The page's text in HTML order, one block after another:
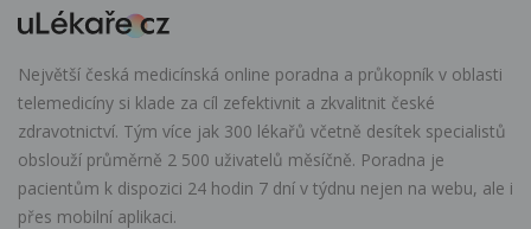
Největší česká medicínská online poradna a průkopník v oblasti
telemedicíny si klade za cíl zefektivnit a zkvalitnit české
zdravotnictví. Tým více jak 300 lékařů včetně desítek specialistů
obslouží průměrně 2 500 uživatelů měsíčně. Poradna je
pacientům k dispozici 24 hodin 7 dní v týdnu nejen na webu, ale i
přes mobilní aplikaci.